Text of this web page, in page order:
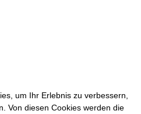
um Ihr Erlebnis zu verbessern,
Von diesen Cookies werden die